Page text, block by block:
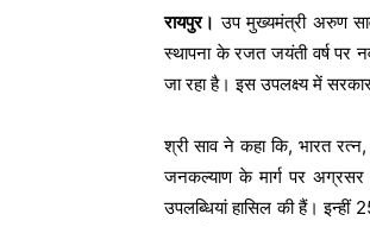
रायपुर। उप मुख्यमंत्री अरुण
स्थापना के रजत जयंती वर्ष पर
जा रहा है। इस उपलक्ष्य में
श्री साव ने कहा कि, भारत
जनकल्याण के मार्ग पर अग्रसर
उपलब्धियां हासिल की हैं। इन्हीं